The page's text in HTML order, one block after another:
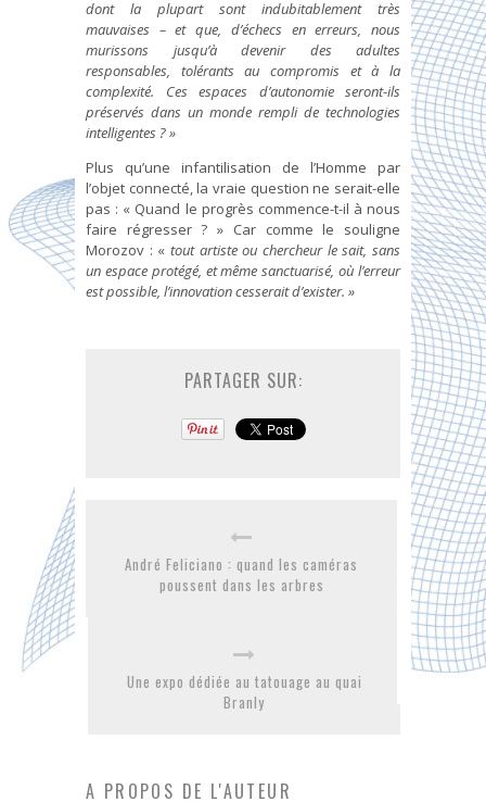
dont la plupart sont indubitablement très
mauvaises – et que, d’échecs en erreurs, nous
murissons jusqu’à devenir des adultes
responsables, tolérants au compromis et à la
complexité. Ces espaces d’autonomie seront-ils
préservés dans un monde rempli de technologies
intelligentes ? »
Plus qu’une infantilisation de l’Homme par
l’objet connecté, la vraie question ne serait-elle
pas : « Quand le progrès commence-t-il à nous
faire régresser ? » Car comme le souligne
Morozov : « tout artiste ou chercheur le sait, sans
un espace protégé, et même sanctuarisé, où l’erreur
est possible, l’innovation cesserait d’exister. »
PARTAGER SUR:
André Feliciano : quand les caméras
poussent dans les arbres
Une expo dédiée au tatouage au quai
Branly
A PROPOS DE L'AUTEUR